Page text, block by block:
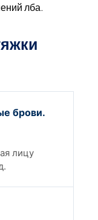
лба.
брови.
лицу